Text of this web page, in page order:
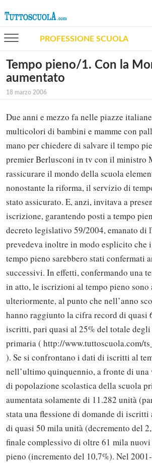
PROFESSIONE SCUOLA
Tempo pieno/1. Con la
aumentato
18 marzo 2006
Due anni e mezzo fa nelle piazze
multicolori di bambini e mamme con
mano per chiedere di salvare il tempo
premier Berlusconi in tv con il ministro
rassicurare il mondo della scuola
nonostante la riforma, il servizio di
stato assicurato. E, anzi, invitava a
iscrizione, garantendo posti a tempo
decreto legislativo 59/2004, emanato di
prevedeva inoltre in modo esplicito che
tempo pieno sarebbero stati confermati
successivi. In effetti, confermando una
in atto, le iscrizioni al tempo pieno sono
ulteriormente, al punto che nell’anno
hanno raggiunto la cifra record di quasi
iscritti, pari quasi al 25% del totale
primaria ( http://www.tuttoscuola.com/
). Se si confrontano i dati di iscritti al
nell’ultimo quinquennio, a fronte di
di popolazione scolastica della scuola
aumentata solamente di 11.282 unità
stata una flessione di domande di iscritti
di quasi 50 mila unità (decremento del
finale complessivo di oltre 61 mila
pieno (incremento del 10,7%). Nel